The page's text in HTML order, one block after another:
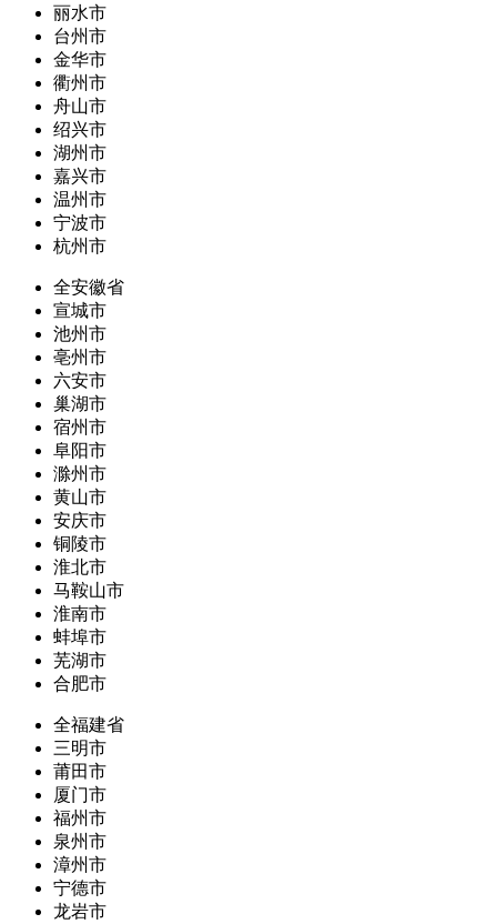
丽水市
台州市
金华市
衢州市
舟山市
绍兴市
湖州市
嘉兴市
温州市
宁波市
杭州市
全安徽省
宣城市
池州市
亳州市
六安市
巢湖市
宿州市
阜阳市
滁州市
黄山市
安庆市
铜陵市
淮北市
马鞍山市
淮南市
蚌埠市
芜湖市
合肥市
全福建省
三明市
莆田市
厦门市
福州市
泉州市
漳州市
宁德市
龙岩市